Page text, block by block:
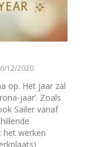
12/2020
op. Het jaar zal
jaar’. Zoals
Sailer vanaf
werken